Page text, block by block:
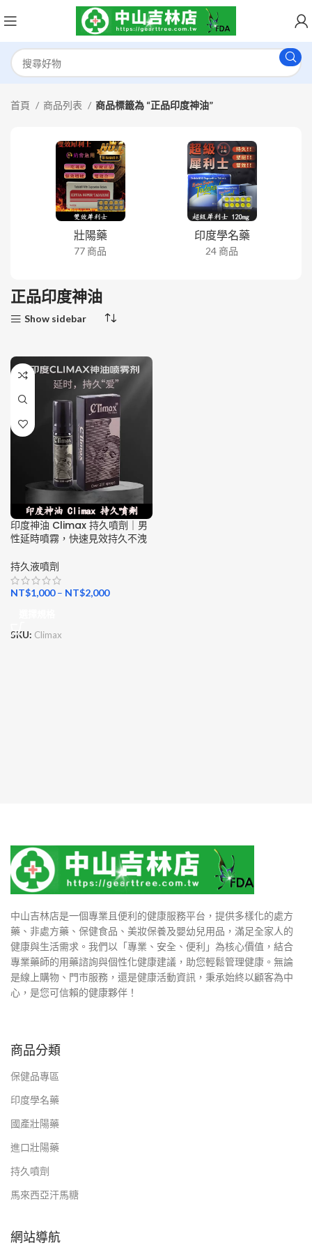
首頁 商品列表 商品標籤為 “正品印度神油”
壯陽藥
77 商品
印度學名藥
24 商品
正品印度神油
Show sidebar
印度神油 Climax 持久噴劑｜男
性延時噴霧，快速見效持久不洩
持久液噴劑
NT$1,000– NT$2,000
SKU: Climax
中山吉林店是一個專業且便利的健康服務平台，提供多樣化的處方
藥、非處方藥、保健食品、美妝保養及嬰幼兒用品，滿足全家人的
健康與生活需求。我們以「專業、安全、便利」為核心價值，結合
專業藥師的用藥諮詢與個性化健康建議，助您輕鬆管理健康。無論
是線上購物、門市服務，還是健康活動資訊，秉承始終以顧客為中
心，是您可信賴的健康夥伴！
商品分類
保健品專區
印度學名藥
國產壯陽藥
進口壯陽藥
持久噴劑
馬來西亞汗馬糖
網站導航